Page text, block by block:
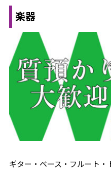
楽器
ギター・ベース・フルート